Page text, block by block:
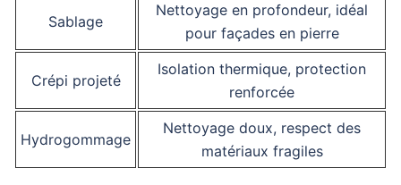
Sablage
Nettoyage en profondeur, idéal
pour façades en pierre
Crépi projeté
Isolation thermique, protection
renforcée
Hydrogommage
Nettoyage doux, respect des
matériaux fragiles